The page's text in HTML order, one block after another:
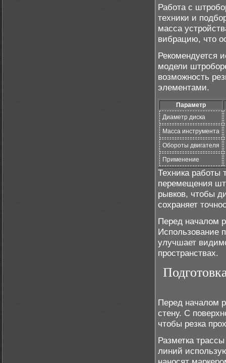
Работа с
техники и
масса
вибрацию, что
Рекомендуется
модели
возможность
элементами.
Параметр
Диаметр диска
Масса инструмента
Обороты двигателя
Применение
Техника работы
перемещения
рывков, чтобы
сохраняет
Перед началом
Использование
улучшает
пространствах.
Перед началом
стену. С
чтобы резка
Разметка
линий